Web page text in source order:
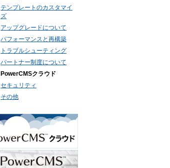
テンプレートのカスタマイ
ズ
アップグレードについて
パフォーマンスと再構築
トラブルシューティング
パートナー制度について
PowerCMSクラウド
セキュリティ
その他